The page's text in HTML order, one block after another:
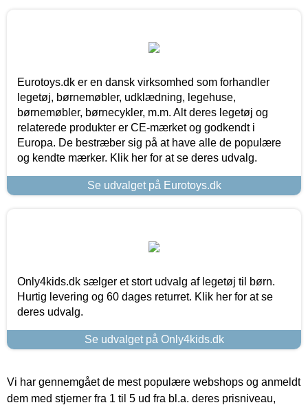
Eurotoys.dk er en dansk virksomhed som forhandler
legetøj, børnemøbler, udklædning, legehuse,
børnemøbler, børnecykler, m.m. Alt deres legetøj og
relaterede produkter er CE-mærket og godkendt i
Europa. De bestræber sig på at have alle de populære
og kendte mærker. Klik her for at se deres udvalg.
Se udvalget på Eurotoys.dk
Only4kids.dk sælger et stort udvalg af legetøj til børn.
Hurtig levering og 60 dages returret. Klik her for at se
deres udvalg.
Se udvalget på Only4kids.dk
Vi har gennemgået de mest populære webshops og anmeldt
dem med stjerner fra 1 til 5 ud fra bl.a. deres prisniveau,